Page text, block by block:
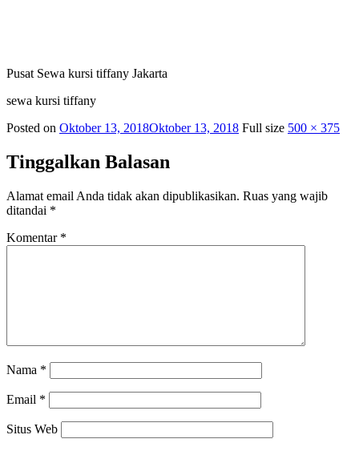
Pusat Sewa kursi tiffany Jakarta
sewa kursi tiffany
Posted on Oktober 13, 2018Oktober 13, 2018 Full size 500 × 375
Tinggalkan Balasan
Alamat email Anda tidak akan dipublikasikan. Ruas yang wajib
ditandai *
Komentar *
Nama *
Email *
Situs Web